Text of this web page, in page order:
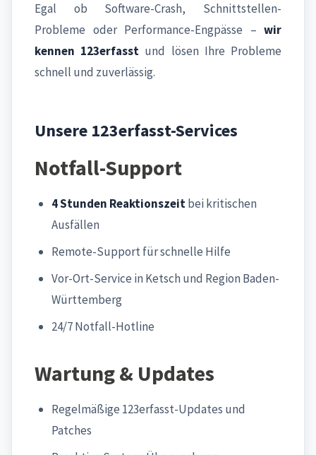
Egal ob Software-Crash, Schnittstellen-
Probleme oder Performance-Engpässe – wir
kennen 123erfasst und lösen Ihre Probleme
schnell und zuverlässig.
Unsere 123erfasst-Services
Notfall-Support
4 Stunden Reaktionszeitbei kritischen
Ausfällen
Remote-Support für schnelle Hilfe
Vor-Ort-Service in Ketsch und Region Baden-
Württemberg
24/7 Notfall-Hotline
Wartung & Updates
Regelmäßige 123erfasst-Updates und
Patches